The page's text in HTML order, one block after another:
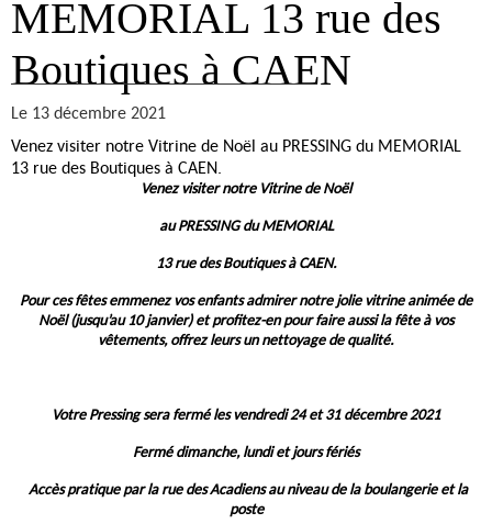
MEMORIAL 13 rue des
Boutiques à CAEN
Le 13 décembre 2021
Venez visiter notre Vitrine de Noël au PRESSING du MEMORIAL
13 rue des Boutiques à CAEN.
Venez visiter notre Vitrine de Noël
au PRESSING du MEMORIAL
13 rue des Boutiques à CAEN.
Pour ces fêtes emmenez vos enfants admirer notre jolie vitrine animée de
Noël (jusqu’au 10 janvier) et profitez-en pour faire aussi la fête à vos
vêtements, offrez leurs un nettoyage de qualité.
Votre Pressing sera fermé les vendredi 24 et 31 décembre 2021
Fermé dimanche, lundi et jours fériés
Accès pratique par la rue des Acadiens au niveau de la boulangerie et la
poste